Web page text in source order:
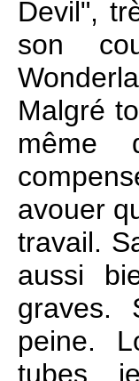
Devil",
son
Malgré
même
avouer
travail.
aussi
graves.
peine.
tubes,